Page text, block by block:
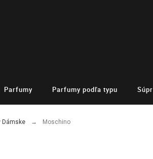
Parfumy Parfumy podľa typu
Dámske Moschino